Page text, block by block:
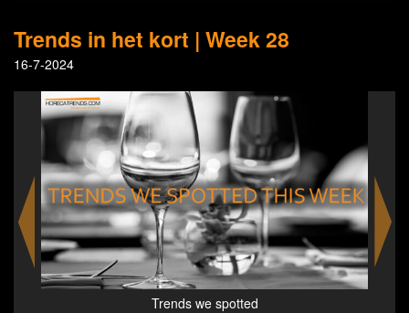
Trends in het kort | Week 28
16-7-2024
Cooling, light-Transmissive, and glare-Free: the new